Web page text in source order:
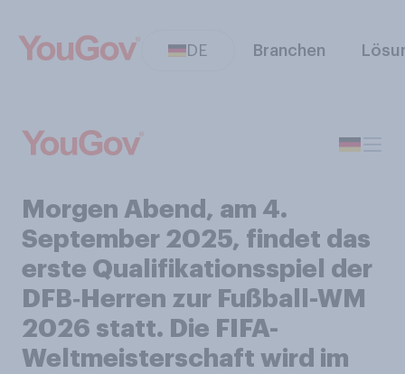
DE Branchen
Morgen Abend, am 4.
September 2025, findet das
erste Qualifikationsspiel der
DFB‑Herren zur Fußball-WM
2026 statt. Die FIFA-
Weltmeisterschaft wird im